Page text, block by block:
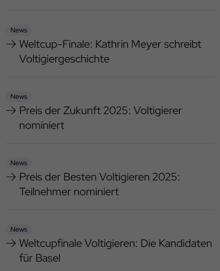
News
Weltcup-Finale: Kathrin Meyer schreibt
Voltigiergeschichte
News
Preis der Zukunft 2025: Voltigierer
nominiert
News
Preis der Besten Voltigieren 2025:
Teilnehmer nominiert
News
Weltcupfinale Voltigieren: Die Kandidaten
für Basel